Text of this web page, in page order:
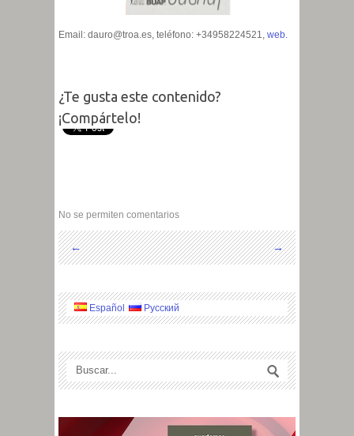
Email: dauro@troa.es, teléfono: +34958224521, web.
¿Te gusta este contenido?
¡Compártelo!
No se permiten comentarios
← →
Español Русский